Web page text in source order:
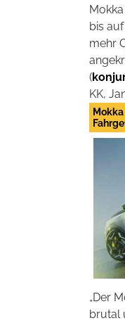
bis
mehr
(
KK,
„Der
brutal